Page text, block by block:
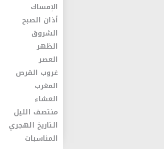
الإمساك
أذان الصبح
الشروق
الظهر
العصر
غروب القرص
المغرب
العشاء
منتصف الليل
التاريخ الهجري
المناسبات